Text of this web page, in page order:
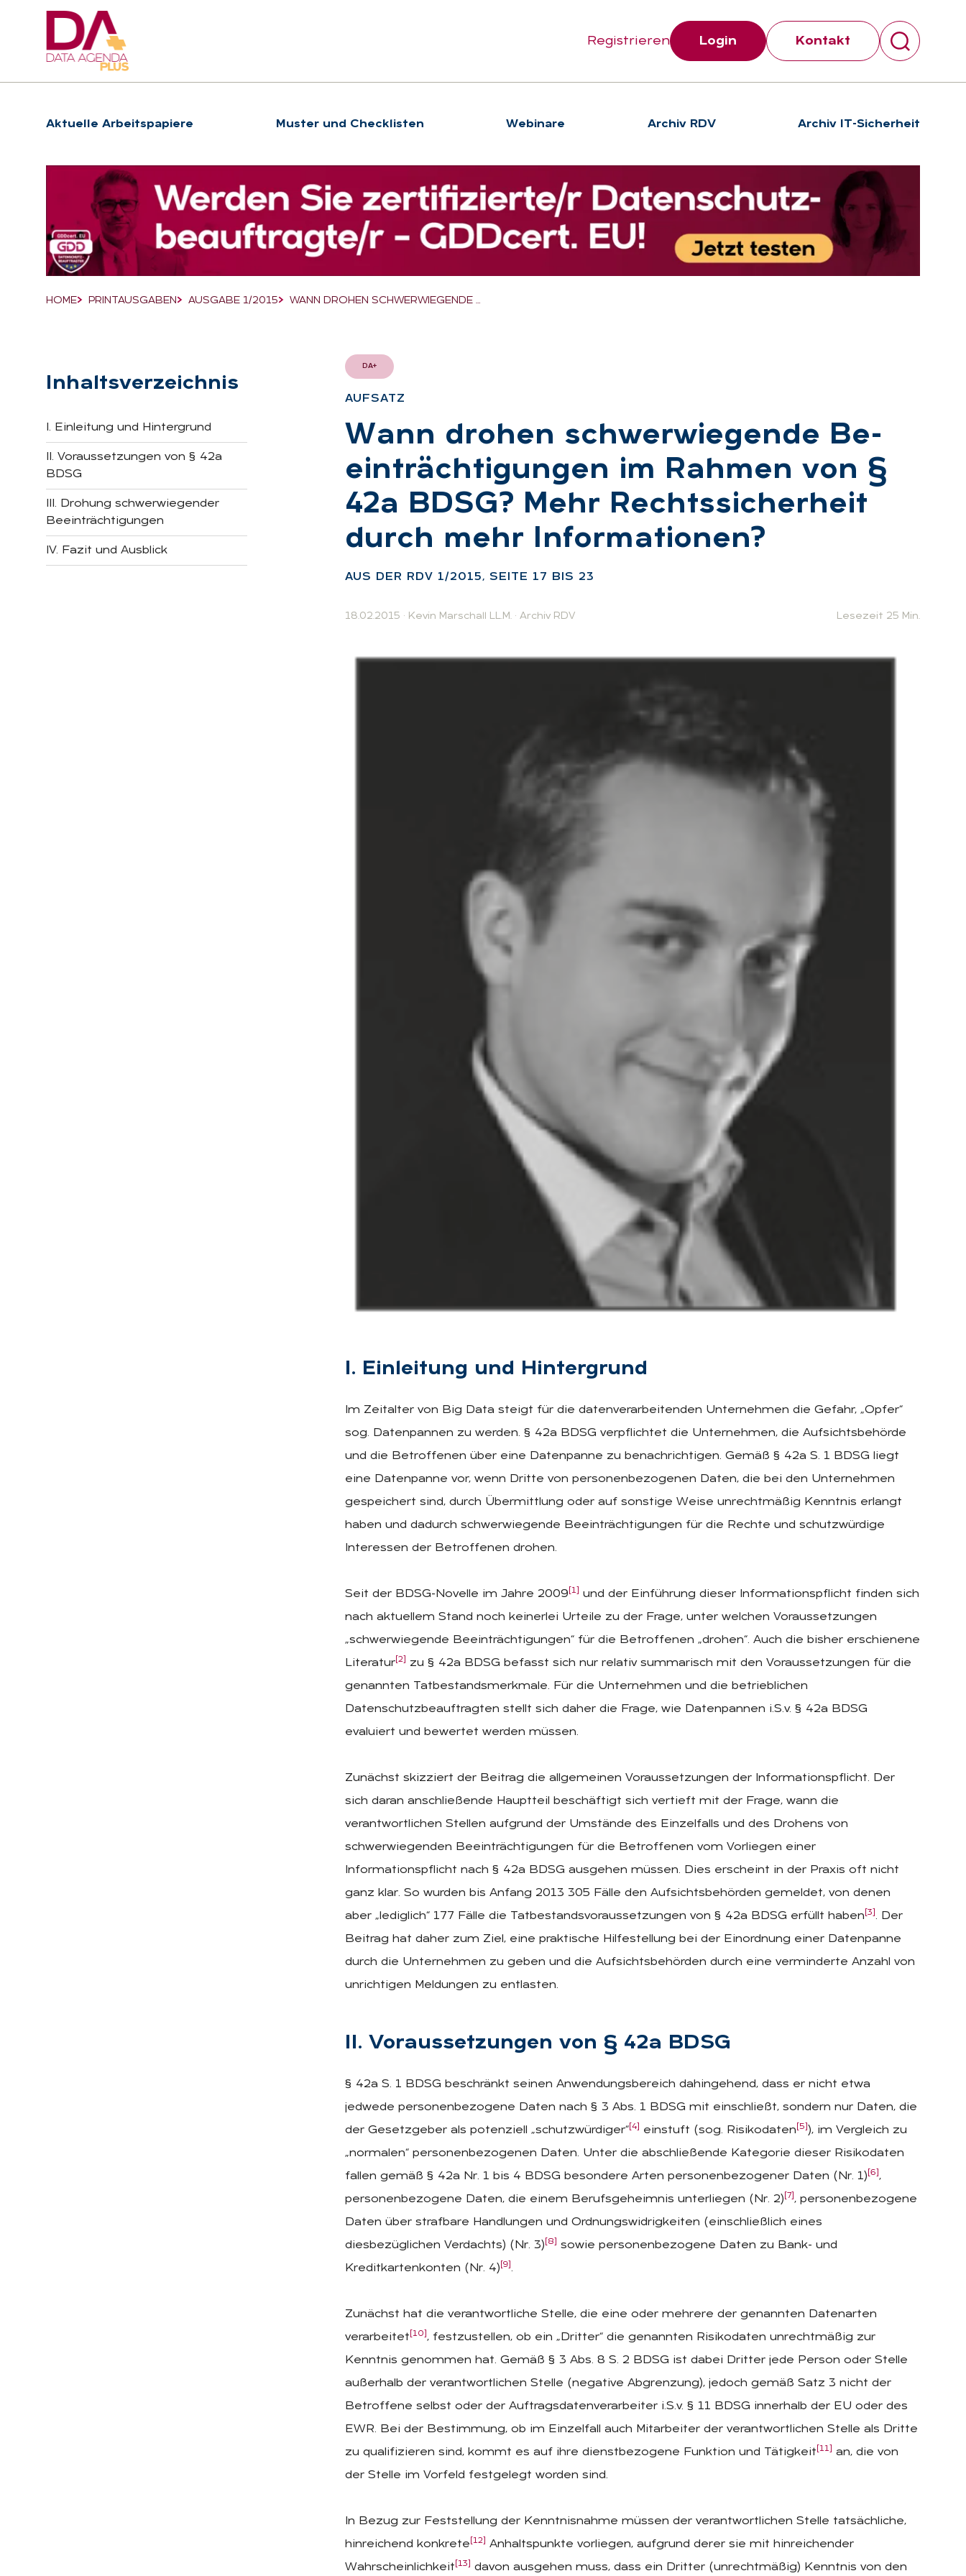
Suchfeld
Suchen
Registrieren Login Kontakt
Hauptnavigation
Ak­tu­el­le Ar­beits­pa­pie­re Muster und Checklisten We­bi­na­re Archiv RDV Archiv IT-Sicherheit
Breadcrumb-Navigation
HOME PRINTAUSGABEN AUSGABE 1/2015 WANN DROHEN SCHWERWIEGENDE …
Inhaltsverzeichnis
I. Einleitung und Hintergrund
II. Voraussetzungen von § 42a
BDSG
III. Drohung schwerwiegender
Beeinträchtigungen
IV. Fazit und Ausblick
DA+
AUF­SATZ
:
Wann dro­hen schwer­wie­gen­de Be­
ein­träch­ti­gun­gen im Rah­men von §
42a BDSG? Mehr Rechts­si­cher­heit
durch mehr In­for­ma­tio­nen?
AUS DER RDV 1/2015, SEI­TE 17 BIS 23
18.02.2015 · Kevin Marschall LL.M. · Archiv RDV Lesezeit 25 Min.
I. Ein­lei­tung und Hin­ter­grund
Im Zeitalter von Big Data steigt für die datenverarbeitenden Unternehmen die Gefahr, „Opfer“
sog. Datenpannen zu werden. § 42a BDSG verpflichtet die Unternehmen, die Aufsichtsbehörde
und die Betroffenen über eine Datenpanne zu benachrichtigen. Gemäß § 42a S. 1 BDSG liegt
eine Datenpanne vor, wenn Dritte von personenbezogenen Daten, die bei den Unternehmen
gespeichert sind, durch Übermittlung oder auf sonstige Weise unrechtmäßig Kenntnis erlangt
haben und dadurch schwerwiegende Beeinträchtigungen für die Rechte und schutzwürdige
Interessen der Betroffenen drohen.
Seit der BDSG-Novelle im Jahre 2009 [1]
und der Einführung dieser Informationspflicht finden sich
nach aktuellem Stand noch keinerlei Urteile zu der Frage, unter welchen Voraussetzungen
„schwerwiegende Beeinträchtigungen“ für die Betroffenen „drohen“. Auch die bisher erschienene
Literatur [2]
zu § 42a BDSG befasst sich nur relativ summarisch mit den Voraussetzungen für die
genannten Tatbestandsmerkmale. Für die Unternehmen und die betrieblichen
Datenschutzbeauftragten stellt sich daher die Frage, wie Datenpannen i.S.v. § 42a BDSG
evaluiert und bewertet werden müssen.
Zunächst skizziert der Beitrag die allgemeinen Voraussetzungen der Informationspflicht. Der
sich daran anschließende Hauptteil beschäftigt sich vertieft mit der Frage, wann die
verantwortlichen Stellen aufgrund der Umstände des Einzelfalls und des Drohens von
schwerwiegenden Beeinträchtigungen für die Betroffenen vom Vorliegen einer
Informationspflicht nach § 42a BDSG ausgehen müssen. Dies erscheint in der Praxis oft nicht
ganz klar. So wurden bis Anfang 2013 305 Fälle den Aufsichtsbehörden gemeldet, von denen
aber „lediglich“ 177 Fälle die Tatbestandsvoraussetzungen von § 42a BDSG erfüllt haben [3] . Der
Beitrag hat daher zum Ziel, eine praktische Hilfestellung bei der Einordnung einer Datenpanne
durch die Unternehmen zu geben und die Aufsichtsbehörden durch eine verminderte Anzahl von
unrichtigen Meldungen zu entlasten.
II. Vor­aus­set­zun­gen von § 42a BDSG
§ 42a S. 1 BDSG beschränkt seinen Anwendungsbereich dahingehend, dass er nicht etwa
jedwede personenbezogene Daten nach § 3 Abs. 1 BDSG mit einschließt, sondern nur Daten, die
der Gesetzgeber als potenziell „schutzwürdiger“ [4] einstuft (sog. Risikodaten [5] ), im Vergleich zu
„normalen“ personenbezogenen Daten. Unter die abschließende Kategorie dieser Risikodaten
fallen gemäß § 42a Nr. 1 bis 4 BDSG besondere Arten personenbezogener Daten (Nr. 1) [6] ,
personenbezogene Daten, die einem Berufsgeheimnis unterliegen (Nr. 2) [7] , personenbezogene
Daten über strafbare Handlungen und Ordnungswidrigkeiten (einschließlich eines
diesbezüglichen Verdachts) (Nr. 3) [8]
sowie personenbezogene Daten zu Bank- und
Kreditkartenkonten (Nr. 4) [9] .
Zunächst hat die verantwortliche Stelle, die eine oder mehrere der genannten Datenarten
verarbeitet [10] , festzustellen, ob ein „Dritter“ die genannten Risikodaten unrechtmäßig zur
Kenntnis genommen hat. Gemäß § 3 Abs. 8 S. 2 BDSG ist dabei Dritter jede Person oder Stelle
außerhalb der verantwortlichen Stelle (negative Abgrenzung), jedoch gemäß Satz 3 nicht der
Betroffene selbst oder der Auftragsdatenverarbeiter i.S.v. § 11 BDSG innerhalb der EU oder des
EWR. Bei der Bestimmung, ob im Einzelfall auch Mitarbeiter der verantwortlichen Stelle als Dritte
zu qualifizieren sind, kommt es auf ihre dienstbezogene Funktion und Tätigkeit [11]
an, die von
der Stelle im Vorfeld festgelegt worden sind.
In Bezug zur Feststellung der Kenntnisnahme müssen der verantwortlichen Stelle tatsächliche,
hinreichend konkrete [12]
Anhaltspunkte vorliegen, aufgrund derer sie mit hinreichender
Wahrscheinlichkeit [13] davon ausgehen muss, dass ein Dritter (unrechtmäßig) Kenntnis von den